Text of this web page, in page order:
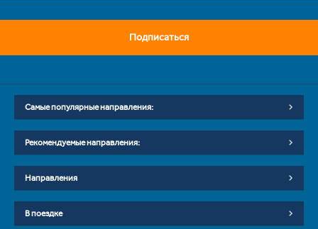
Подписаться
Самые популярные направления:
Рекомендуемые направления:
Направления
В поездке